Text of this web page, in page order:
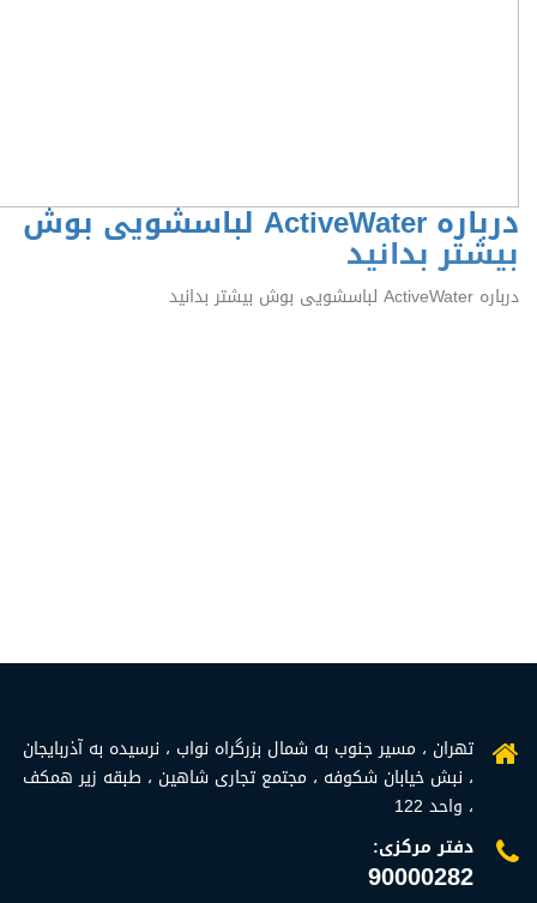
درباره ActiveWater لباسشویی بوش
بیشتر بدانید
درباره ActiveWater لباسشویی بوش بیشتر بدانید
تهران ، مسیر جنوب به شمال بزرگراه نواب ، نرسیده به آذربایجان
، نبش خیابان شکوفه ، مجتمع تجاری شاهین ، طبقه زیر همکف
، واحد 122
دفتر مرکزی:
90000282